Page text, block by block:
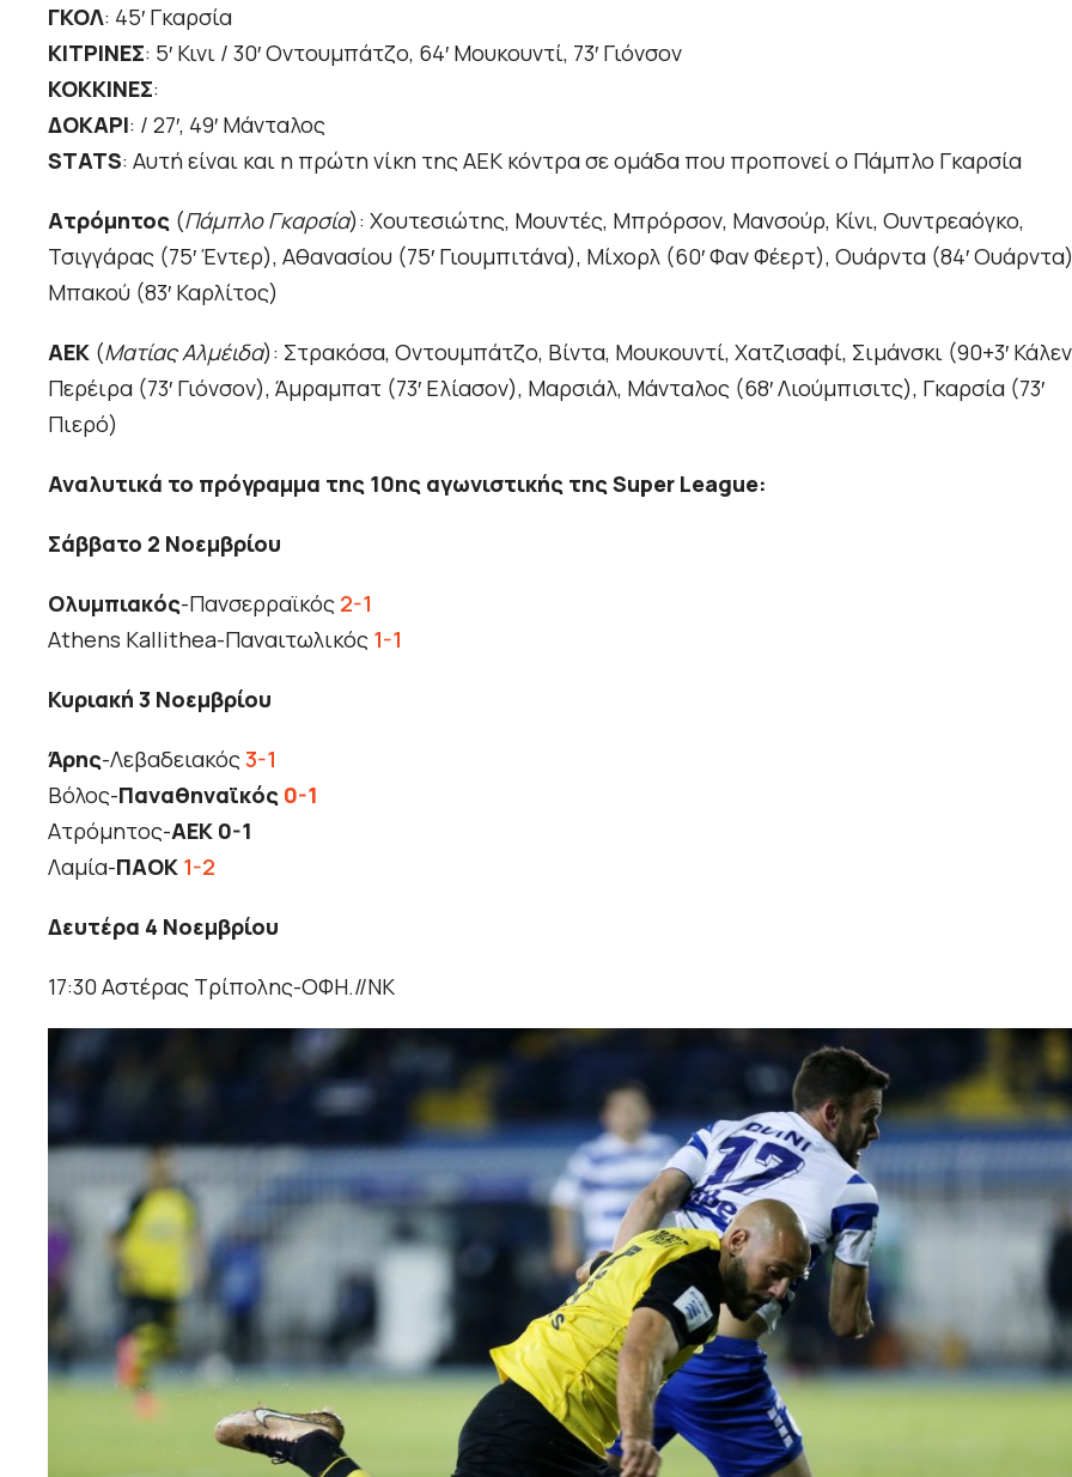
ΓΚΟΛ: 45′ Γκαρσία
ΚΙΤΡΙΝΕΣ: 5′ Κινι / 30′ Οντουμπάτζο, 64′ Μουκουντί, 73′ Γιόνσον
ΚΟΚΚΙΝΕΣ:
ΔΟΚΑΡΙ: / 27′, 49′ Μάνταλος
STATS: Αυτή είναι και η πρώτη νίκη της ΑΕΚ κόντρα σε ομάδα που προπονεί ο Πάμπλο Γκαρσία
Ατρόμητος (Πάμπλο Γκαρσία): Χουτεσιώτης, Μουντές, Μπρόρσον, Μανσούρ, Κίνι, Ουντρεαόγκο,
Τσιγγάρας (75′ Έντερ), Αθανασίου (75′ Γιουμπιτάνα), Μίχορλ (60′ Φαν Φέερτ), Ουάρντα (84′
Μπακού (83′ Καρλίτος)
ΑΕΚ (Ματίας Αλμέιδα): Στρακόσα, Οντουμπάτζο, Βίντα, Μουκουντί, Χατζισαφί, Σιμάνσκι (90+3′
Περέιρα (73′ Γιόνσον), Άμραμπατ (73′ Ελίασον), Μαρσιάλ, Μάνταλος (68′ Λιούμπισιτς), Γκαρσία (73′
Πιερό)
Αναλυτικά το πρόγραμμα της 10ης αγωνιστικής της Super League:
Σάββατο 2 Νοεμβρίου
Ολυμπιακός-Πανσερραϊκός 2-1
Athens Kallithea-Παναιτωλικός 1-1
Κυριακή 3 Νοεμβρίου
Άρης-Λεβαδειακός3-1
Βόλος-Παναθηναϊκός 0-1
Ατρόμητος-ΑΕΚ 0-1
Λαμία-ΠΑΟΚ 1-2
Δευτέρα 4 Νοεμβρίου
17:30 Αστέρας Τρίπολης-ΟΦΗ.//ΝΚ